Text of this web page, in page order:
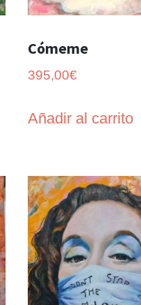
Cómeme
395,00€
Añadir al carrito